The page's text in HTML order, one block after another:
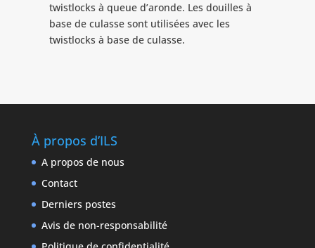
twistlocks à queue d’aronde. Les douilles à
base de culasse sont utilisées avec les
twistlocks à base de culasse.
À propos d’ILS
A propos de nous
Contact
Derniers postes
Avis de non-responsabilité